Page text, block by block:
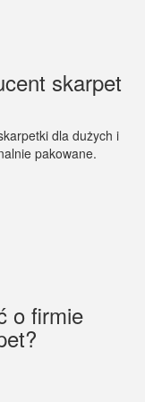
skarpet
dla dużych i
pakowane.
o firmie